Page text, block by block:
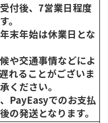
付後、7営業日程度
。
末年始は休業日とな
や交通事情などによ
れることがございま
ください。
PayEasyでのお支払
の発送となります。